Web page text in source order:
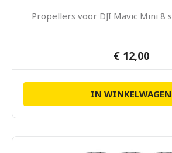
Propellers voor DJI Mavic Mini 8
€ 12,00
IN WINKELWAGEN